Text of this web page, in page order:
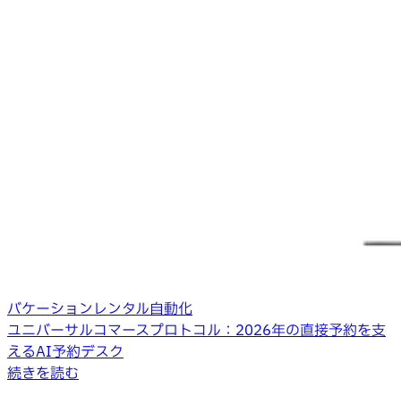
バケーションレンタル自動化
ユニバーサルコマースプロトコル：2026年の直接予約を支
えるAI予約デスク
続きを読む